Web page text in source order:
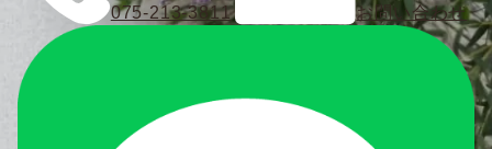
075-213-3811 お問い合わせ